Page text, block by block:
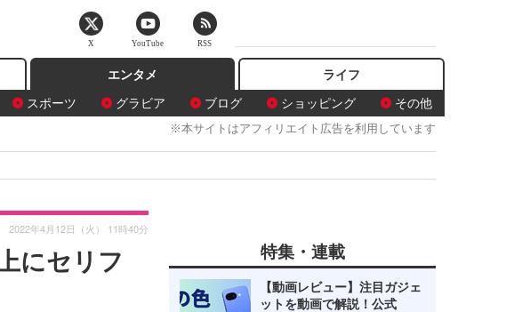
エンタメ
スポーツ グラビア ブログ ショッピング その他
ライフ
※本サイトはアフィリエイト広告を利用しています
にセリフ
2022年4月12日（火） 11時40分
特集・連載
【動画レビュー】注目ガジェ
ットを動画で解説！公式
X YouTube RSS